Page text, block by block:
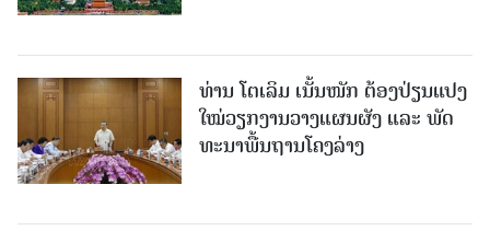
ທ່ານ ໂຕ​ເລິມ ເນັ້ນໜັກ ຕ້ອງ​ປ່ຽນ​ແປງ​
ໃໝ່​ວຽກ​ງານ​ວາງ​ແຜນ​ຜັງ ແລະ ​ພັດ​
ທະ​ນາ​ພື້ນ​ຖານ​ໂຄງ​ລ່າງ